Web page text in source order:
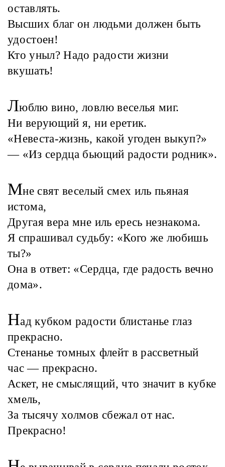
оставлять.
Высших благ он людьми должен быть
удостоен!
Кто уныл? Надо радости жизни
вкушать!
Люблю вино, ловлю веселья миг.
Ни верующий я, ни еретик.
«Невеста-жизнь, какой угоден выкуп?»
— «Из сердца бьющий радости родник».
Мне свят веселый смех иль пьяная
истома,
Другая вера мне иль ересь незнакома.
Я спрашивал судьбу: «Кого же любишь
ты?»
Она в ответ: «Сердца, где радость вечно
дома».
Над кубком радости блистанье глаз
прекрасно.
Стенанье томных флейт в рассветный
час — прекрасно.
Аскет, не смыслящий, что значит в кубке
хмель,
За тысячу холмов сбежал от нас.
Прекрасно!